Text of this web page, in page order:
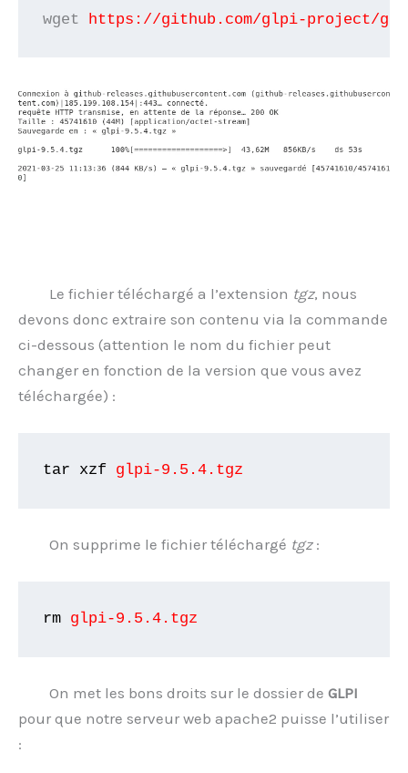
wget https://github.com/glpi-project/
Le fichier téléchargé a l’extension tgz, nous
devons donc extraire son contenu via la commande
ci-dessous (attention le nom du fichier peut
changer en fonction de la version que vous avez
téléchargée) :
tar xzf glpi-9.5.4.tgz
On supprime le fichier téléchargé tgz:
rm glpi-9.5.4.tgz
On met les bons droits sur le dossier de GLPI
pour que notre serveur web apache2 puisse l’utiliser
: